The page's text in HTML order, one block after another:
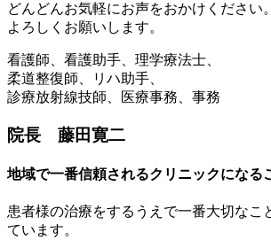
どんどんお気軽にお声をおかけください。
よろしくお願いします。
看護師、看護助手、理学療法士、
柔道整復師、リハ助手、
診療放射線技師、医療事務、事務
院長 藤田寛二
地域で一番信頼されるクリニックになる
患者様の治療をするうえで一番大切なこ
ています。